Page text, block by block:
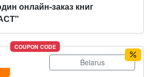
онлайн-заказ книг
COUPON CODE
Belarus